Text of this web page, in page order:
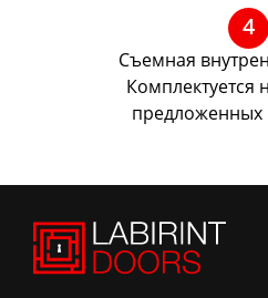
Съемная
Комплектуется
предложенных
4